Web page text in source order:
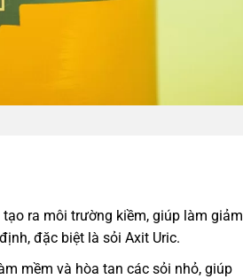
ra môi trường kiềm, giúp làm giảm
đặc biệt là sỏi Axit Uric.
mềm và hòa tan các sỏi nhỏ, giúp